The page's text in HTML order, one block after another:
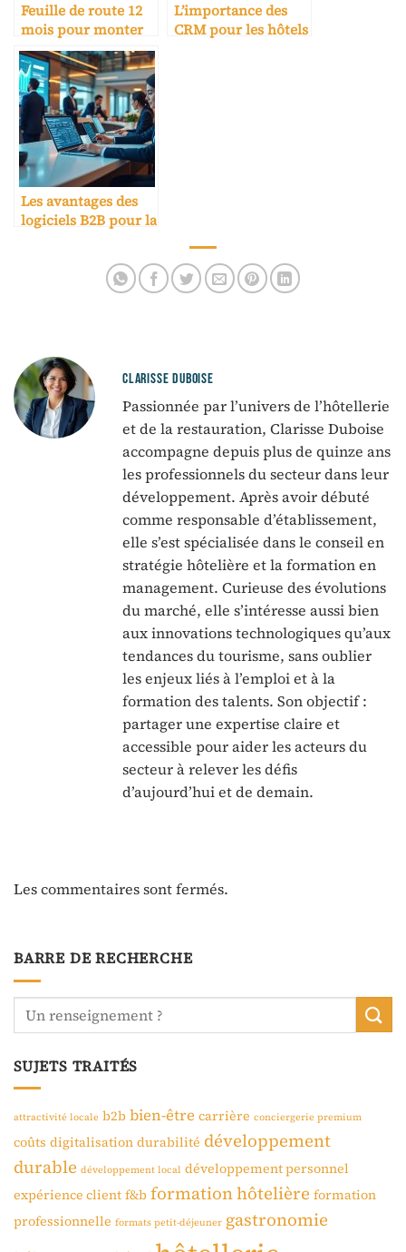
Feuille de route 12
mois pour monter
en gamme
L’importance des
CRM pour les hôtels
Les avantages des
logiciels B2B pour la
CLARISSE DUBOISE
Passionnée par l’univers de l’hôtellerie
et de la restauration, Clarisse Duboise
accompagne depuis plus de quinze ans
les professionnels du secteur dans leur
développement. Après avoir débuté
comme responsable d’établissement,
elle s’est spécialisée dans le conseil en
stratégie hôtelière et la formation en
management. Curieuse des évolutions
du marché, elle s’intéresse aussi bien
aux innovations technologiques qu’aux
tendances du tourisme, sans oublier
les enjeux liés à l’emploi et à la
formation des talents. Son objectif :
partager une expertise claire et
accessible pour aider les acteurs du
secteur à relever les défis
d’aujourd’hui et de demain.
Les commentaires sont fermés.
BARRE DE RECHERCHE
SUJETS TRAITÉS
attractivité locale b2b bien-être carrière conciergerie premium
coûts digitalisation durabilité développement
durable développement local développement personnel
expérience client f&b formation hôtelière formation
professionnelle formats petit-déjeuner gastronomie